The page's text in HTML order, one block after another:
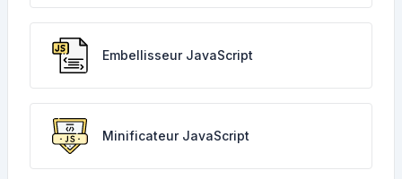
Embellisseur JavaScript
Minificateur JavaScript